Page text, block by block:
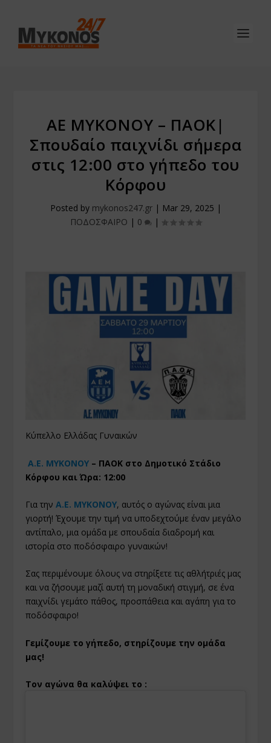
ΑΕ ΜΥΚΟΝΟΥ – ΠΑΟΚ|
Σπουδαίο παιχνίδι σήμερα
στις 12:00 στο γήπεδο του
Kόρφου
Posted by mykonos247.gr| Mar 29, 2025 |
ΠΟΔΟΣΦΑΙΡΟ | 0 |
Κύπελλο Ελλάδας Γυναικών
Α.Ε. ΜΥΚΟΝΟΥ – ΠΑΟΚ στο Δημοτικό Στάδιο
Κόρφου και Ώρα: 12:00
Για τηνΑ.Ε. ΜΥΚΟΝΟΥ, αυτός ο αγώνας είναι μια
γιορτή! Έχουμε την τιμή να υποδεχτούμε έναν μεγάλο
αντίπαλο, μια ομάδα με σπουδαία διαδρομή και
ιστορία στο ποδόσφαιρο γυναικών!
Σας περιμένουμε όλους να στηρίξετε τις αθλήτριές μας
και να ζήσουμε μαζί αυτή τη μοναδική στιγμή, σε ένα
παιχνίδι γεμάτο πάθος, προσπάθεια και αγάπη για το
ποδόσφαιρο!
Γεμίζουμε το γήπεδο, στηρίζουμε την ομάδα
μας!
Τον αγώνα θα καλύψει το :